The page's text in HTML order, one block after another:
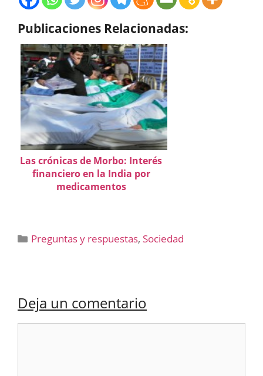
Publicaciones Relacionadas:
Las crónicas de Morbo: Interés
financiero en la India por
medicamentos
Categorías
Preguntas y respuestas, Sociedad
Deja un comentario